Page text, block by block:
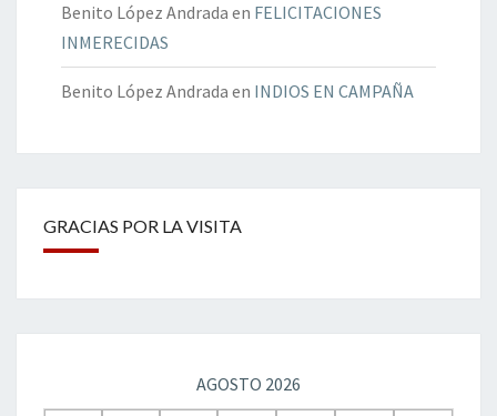
Benito López Andrada en FELICITACIONES
INMERECIDAS
Benito López Andrada en INDIOS EN CAMPAÑA
GRACIAS POR LA VISITA
AGOSTO 2026